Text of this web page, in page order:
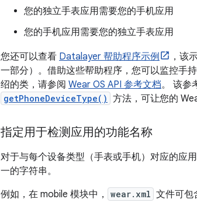
您的独立手表应用需要您的手机应用
您的手机应用需要您的独立手表应用
您还可以查看 Datalayer 帮助程序示例 ，该
一部分）。借助这些帮助程序，您可以监控手
绍的类，请参阅 Wear OS API 参考文档。 该参
getPhoneDeviceType() 方法，可让您的
指定用于检测应用的功能名称
对于与每个设备类型（手表或手机）对应的应
一的字符串。
例如，在 mobile 模块中，
wear.xml 文件可包